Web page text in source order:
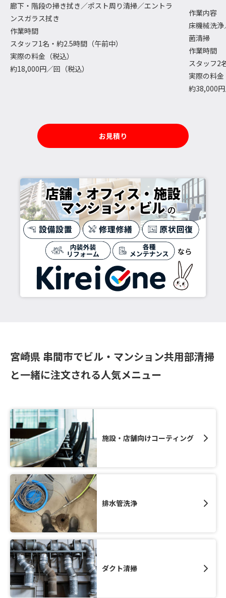
廊下・階段の掃き拭き／ポスト周り清掃／エントラ
ンスガラス拭き
作業時間
スタッフ1名・約2.5時間（午前中）
実際の料金（税込）
約18,000円／回（税込）
作業内容
床機械洗
菌清掃
作業時間
スタッフ2
実際の料
約38,000
お見積り
宮崎県 串間市でビル・マンション共用部清掃
と一緒に注文される人気メニュー
施設・店舗向けコーティング
排水管洗浄
ダクト清掃